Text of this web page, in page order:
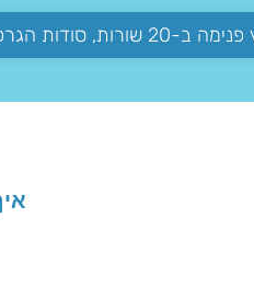
שורות, סודות הגרפולוגיה